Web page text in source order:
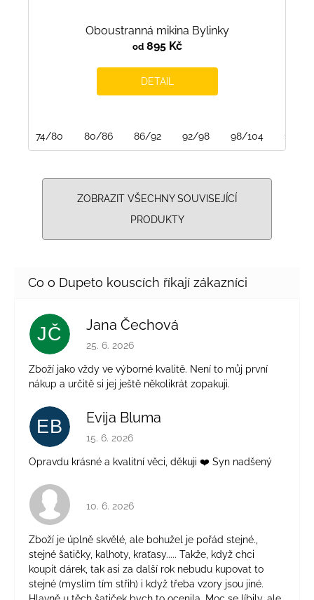
Oboustranná mikina Bylinky
od895 Kč
DETAIL
74/80 80/86 86/92 92/98 98/104 104/
ZOBRAZIT VŠECHNY SOUVISEJÍCÍ
PRODUKTY
JČ Jana Čechová
Hodnocení obchodu je 5 z 5 hvězdiček.
25. 6. 2026
Zboží jako vždy ve výborné kvalitě. Není to můj první
nákup a určitě si jej ještě několikrát zopakuji.
EB Evija Bluma
Hodnocení obchodu je 5 z 5 hvězdiček.
15. 6. 2026
Opravdu krásné a kvalitní věci, děkuji ❤️ Syn nadšený
Hodnocení obchodu je 4 z 5 hvězdiček.
10. 6. 2026
Zboží je úplně skvělé, ale bohužel je pořád stejné.,
stejné šatičky, kalhoty, kraťasy..... Takže, když chci
koupit dárek, tak asi za další rok nebudu kupovat to
stejné (myslím tím střih) i když třeba vzory jsou jiné.